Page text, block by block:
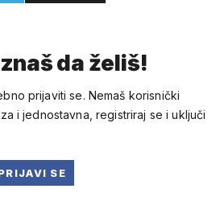
da želiš!
prijaviti se. Nemaš korisnički
i jednostavna, registriraj se i uključi
SE